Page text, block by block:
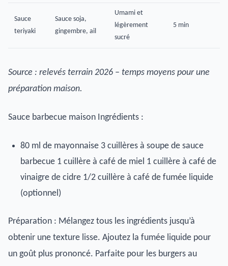
Sauce
teriyaki
Sauce soja,
gingembre, ail
Umami et
légèrement
sucré
5 min
Source : relevés terrain 2026 – temps moyens pour une
préparation maison.
Sauce barbecue maison Ingrédients :
80 ml de mayonnaise 3 cuillères à soupe de sauce
barbecue 1 cuillère à café de miel 1 cuillère à café de
vinaigre de cidre 1/2 cuillère à café de fumée liquide
(optionnel)
Préparation : Mélangez tous les ingrédients jusqu’à
obtenir une texture lisse. Ajoutez la fumée liquide pour
un goût plus prononcé. Parfaite pour les burgers au